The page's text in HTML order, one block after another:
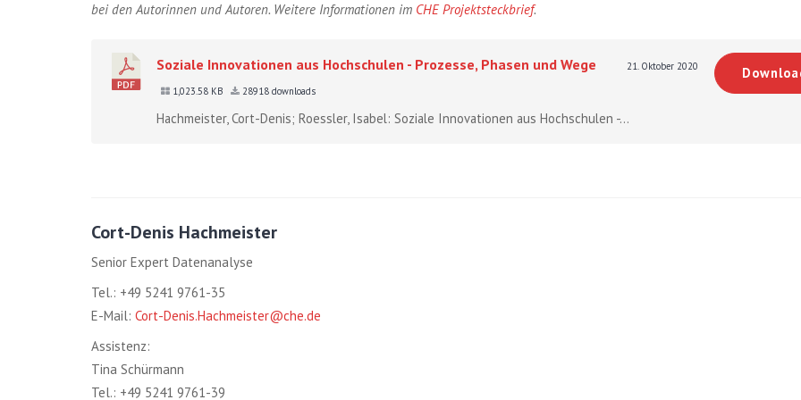
bei den Autorinnen und Autoren. Weitere Informationen im CHE Projektsteckbrief.
Soziale Innovationen aus Hochschulen - Prozesse, Phasen und Wege
21. Oktober 2020
1,023.58 KB
28918 downloads
Hachmeister, Cort-Denis; Roessler, Isabel: Soziale Innovationen aus Hochschulen -...
Cort-Denis Hachmeister
Senior Expert Datenanalyse
Tel.: +49 5241 9761-35
E-Mail: Cort-Denis.Hachmeister@che.de
Assistenz:
Tina Schürmann
Tel.: +49 5241 9761-39